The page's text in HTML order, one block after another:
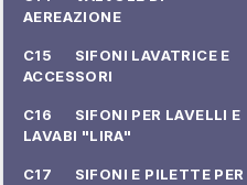
AEREAZIONE
C15 SIFONI LAVATRICE E
ACCESSORI
C16 SIFONI PER LAVELLI E
LAVABI "LIRA"
C17 SIFONI E PILETTE PER